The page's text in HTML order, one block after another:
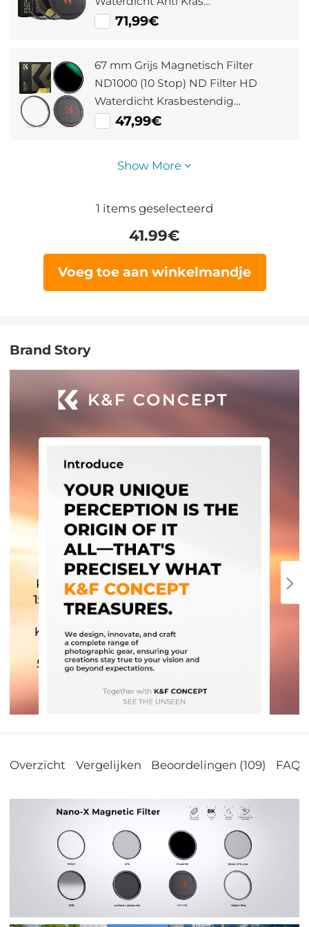
Antireflecterend Nano Xcel Serie
71,99€
67 mm Grijs Magnetisch Filter
ND1000 (10 Stop) ND Filter HD
Waterdicht Krasbestendig
Antireflecterende Magneet Lens
47,99€
Show More
1 items geselecteerd
41.99€
Voeg toe aan winkelmandje
Brand Story
Overzicht Vergelijken Beoordelingen (109) FAQs